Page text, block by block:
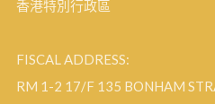
香港特別行政區
FISCAL ADDRESS:
RM 1-2 17/F 135 BONHAM